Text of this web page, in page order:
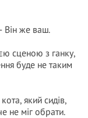
Він же ваш.
сценою з ганку,
буде не таким
який сидів,
не міг обрати.